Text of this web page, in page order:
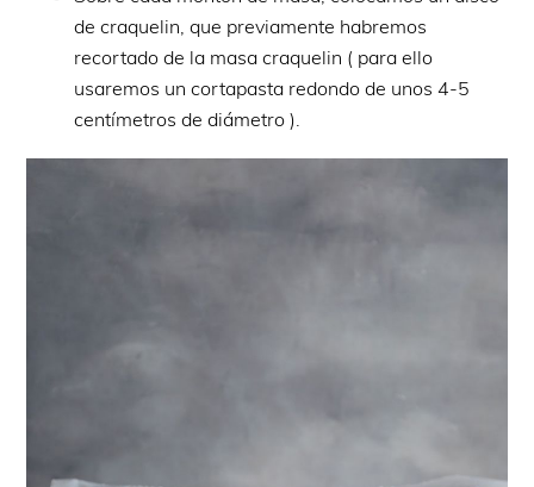
de craquelin, que previamente habremos
recortado de la masa craquelin ( para ello
usaremos un cortapasta redondo de unos 4-5
centímetros de diámetro ).